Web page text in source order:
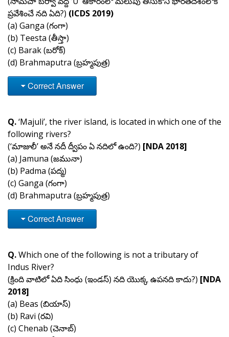
ప్రవేశించే నది ఏది?) (ICDS 2019)
(a) Ganga (గంగా)
(b) Teesta (తీస్తా)
(c) Barak (బరోక్)
(d) Brahmaputra (బ్రహ్మపుత్ర)
Correct Answer
Q.‘Majuli’, the river island, is located in which one of the
following rivers?
(‘మాజులీ’ అనే నదీ ద్వీపం ఏ నదిలో ఉంది?) [NDA 2018]
(a) Jamuna (జమునా)
(b) Padma (పద్మ)
(c) Ganga (గంగా)
(d) Brahmaputra (బ్రహ్మపుత్ర)
Correct Answer
Q.Which one of the following is not a tributary of
Indus River?
(క్రింది వాటిలో ఏది సింధు (ఇండస్) నది యొక్క ఉపనది కాదు?) [NDA
2018]
(a) Beas (బియాస్)
(b) Ravi (రవి)
(c) Chenab (చెనాబ్)